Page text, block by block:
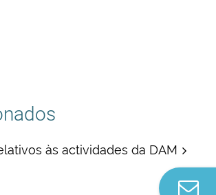
às actividades da DAM